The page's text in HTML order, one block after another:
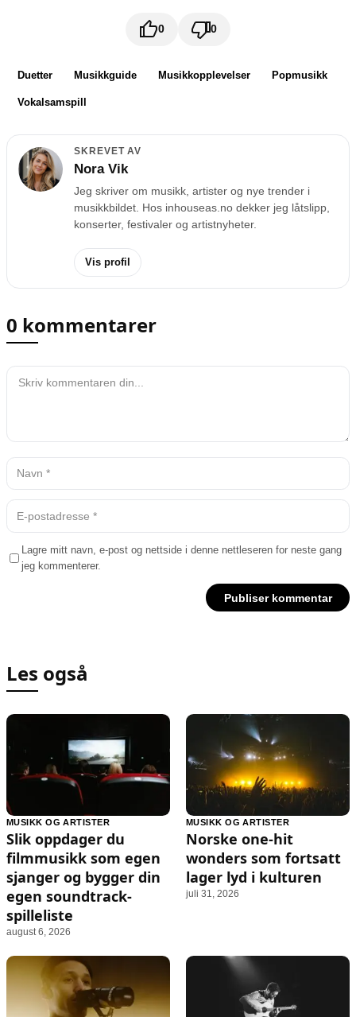
0 0
Duetter Musikkguide Musikkopplevelser Popmusikk
Vokalsamspill
SKREVET AV
Nora Vik
Jeg skriver om musikk, artister og nye trender i
musikkbildet. Hos inhouseas.no dekker jeg låtslipp,
konserter, festivaler og artistnyheter.
Vis profil
0 kommentarer
Lagre mitt navn, e-post og nettside i denne nettleseren for neste gang
jeg kommenterer.
Les også
MUSIKK OG ARTISTER
Slik oppdager du
filmmusikk som egen
sjanger og bygger din
egen soundtrack-
spilleliste
august 6, 2026
MUSIKK OG ARTISTER
Norske one-hit
wonders som fortsatt
lager lyd i kulturen
juli 31, 2026